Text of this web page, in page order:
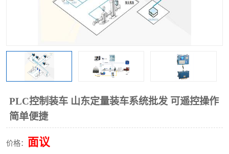
PLC控制装车 山东定量装车系统批发 可遥控操作
简单便捷
价格： 面议